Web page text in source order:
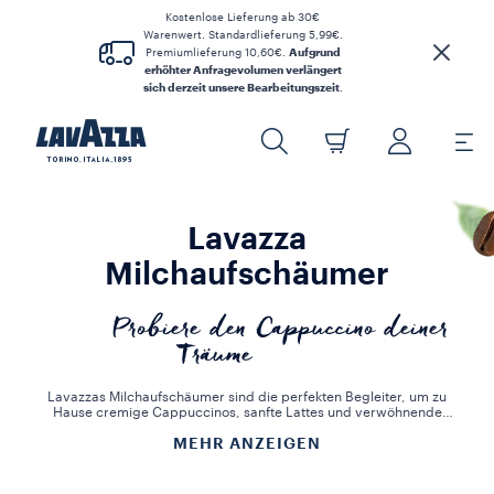
Kostenlose Lieferung ab 30€
Warenwert. Standardlieferung 5,99€.
Premiumlieferung 10,60€. Aufgrund
erhöhter Anfragevolumen verlängert
sich derzeit unsere Bearbeitungszeit.
Lavazza
Milchaufschäumer
Probiere den Cappuccino deiner
Träume
Lavazzas Milchaufschäumer sind die perfekten Begleiter, um zu
Hause cremige Cappuccinos, sanfte Lattes und verwöhnende
sind auf Benutzerfreundlichkeit und gleichbleibende Ergebnisse
MEHR ANZEIGEN